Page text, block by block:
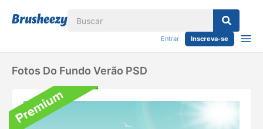
Entrar Inscreva-se
Fotos Do Fundo Verão PSD